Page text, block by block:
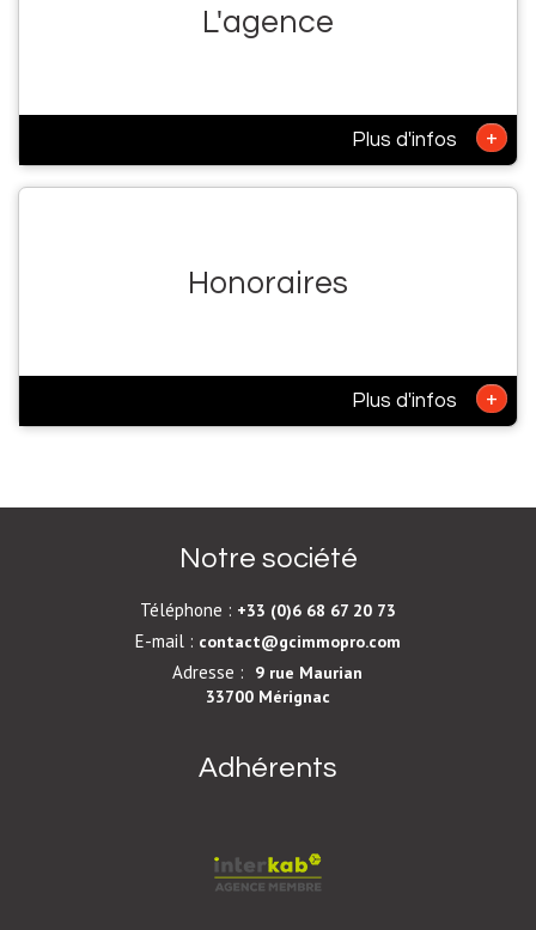
L'agence
Plus d'infos +
Honoraires
Plus d'infos +
Notre société
Téléphone : +33 (0)6 68 67 20 73
E-mail : contact@gcimmopro.com
Adresse :
9 rue Maurian
33700 Mérignac
Adhérents